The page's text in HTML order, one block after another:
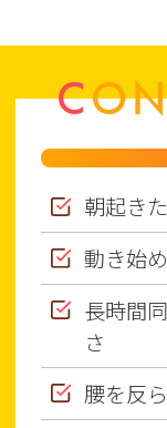
朝起き
動き始
長時間
さ
腰を反